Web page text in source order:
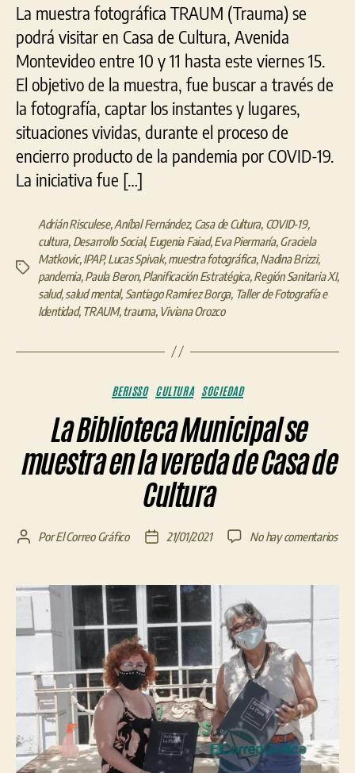
La muestra fotográfica TRAUM (Trauma) se
podrá visitar en Casa de Cultura, Avenida
Montevideo entre 10 y 11 hasta este viernes 15.
El objetivo de la muestra, fue buscar a través de
la fotografía, captar los instantes y lugares,
situaciones vividas, durante el proceso de
encierro producto de la pandemia por COVID-19.
La iniciativa fue […]
Etiquetas
Adrián Risculese, Aníbal Fernández, Casa de Cultura, COVID-19,
cultura, Desarrollo Social,Eugenia Faiad,Eva Piermaría, Graciela
Matkovic, IPAP,Lucas Spivak, muestra fotográfica, Nadina Brizzi,
pandemia, Paula Beron, Planificación Estratégica, Región Sanitaria XI,
salud,salud mental, Santiago Ramírez Borga, Taller de Fotografía e
Identidad, TRAUM, trauma, Viviana Orozco
Categorías
BERISSO CULTURA SOCIEDAD
La Biblioteca Municipal se
muestra en la vereda de Casa de
Cultura
Autor
entrada
PorEl Correo Gráfico
Fecha
entrada
21/01/2021 No hay comentariosen
la